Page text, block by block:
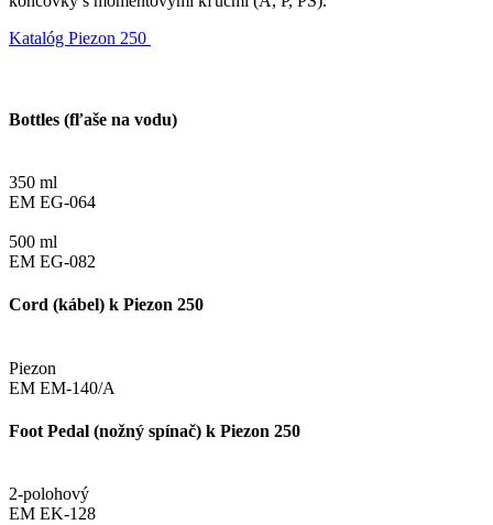
Katalóg Piezon 250
Bottles (fľaše na vodu)
350 ml
EM EG-064
500 ml
EM EG-082
Cord (kábel) k Piezon 250
Piezon
EM EM-140/A
Foot Pedal (nožný spínač) k Piezon 250
2-polohový
EM EK-128